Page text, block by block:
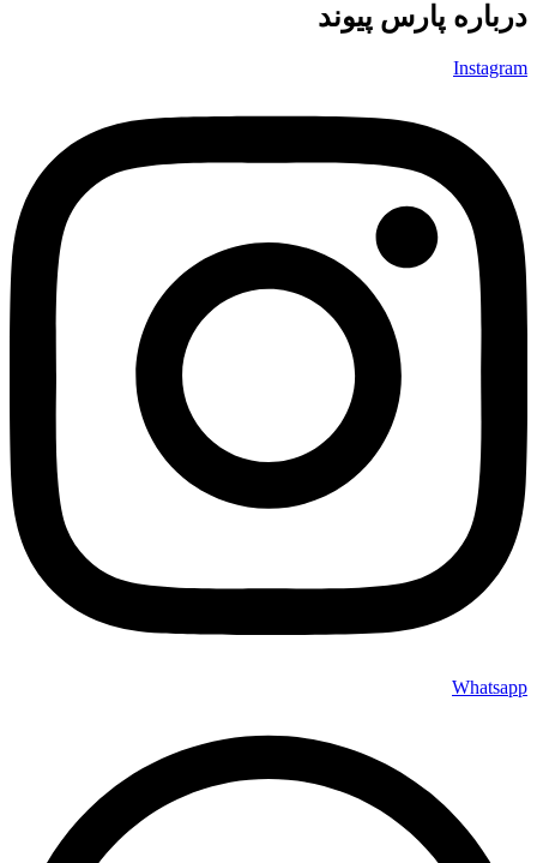
درباره پارس پیوند
Instagram
Whatsapp